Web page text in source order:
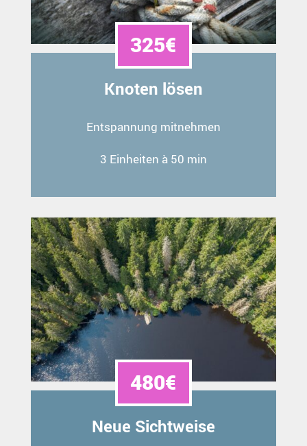
325€
Knoten lösen
Entspannung mitnehmen
3 Einheiten à 50 min
480€
Neue Sichtweise